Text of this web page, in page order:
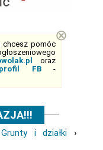
chcesz pomóc
oraz
FB-
⊗
Grunty i działki ›